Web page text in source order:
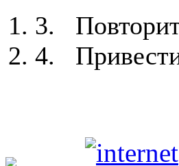
3.
4. Привести